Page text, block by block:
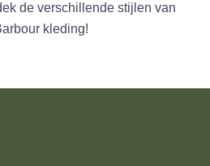
de verschillende stijlen van
kleding!